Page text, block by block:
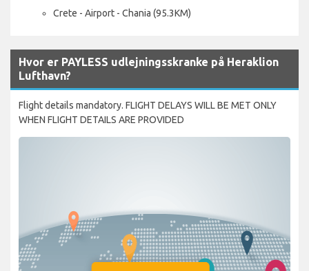
Crete - Airport - Chania (95.3KM)
Hvor er PAYLESS udlejningsskranke på Heraklion
Lufthavn?
Flight details mandatory. FLIGHT DELAYS WILL BE MET ONLY
WHEN FLIGHT DETAILS ARE PROVIDED